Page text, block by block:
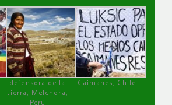
defensora de la
tierra, Melchora,
Perú
Caimanes, Chile